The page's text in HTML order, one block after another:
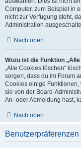
Computer, zum Beispiel in
nicht zur Verfügung steht,
Administration
Nach oben
Wozu ist die Funktion
„Alle Cookies löschen“
sorgen, dass du im Forum
Cookies einige Funktionen,
sie von der Board-
An- oder Abmeldung hast,
Nach oben